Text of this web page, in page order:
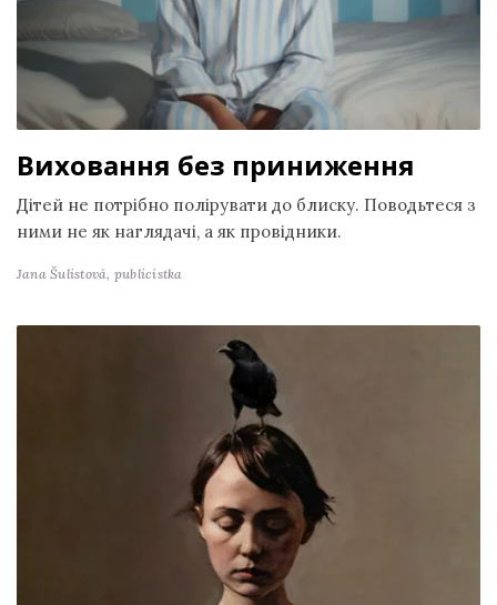
Виховання без приниження
Дітей не потрібно полірувати до блиску. Поводьтеся з
ними не як наглядачі, а як провідники.
Jana Šulistová, publicistka